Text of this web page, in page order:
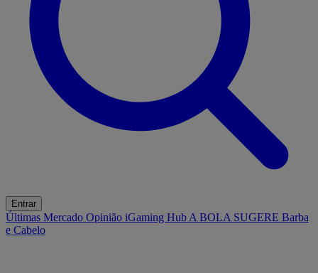
Entrar
Últimas Mercado Opinião iGaming Hub A BOLA SUGERE Barba
e Cabelo